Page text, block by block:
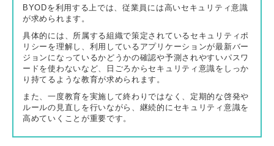
BYODを利用する上では、従業員には高いセキュリティ意識
が求められます。
具体的には、所属する組織で策定されているセキュリティポ
リシーを理解し、利用しているアプリケーションが最新バー
ジョンになっているかどうかの確認や予測されやすいパスワ
ードを使わないなど、日ごろからセキュリティ意識をしっか
り持てるような教育が求められます。
また、一度教育を実施して終わりではなく、定期的な啓発や
ルールの見直しを行いながら、継続的にセキュリティ意識を
高めていくことが重要です。